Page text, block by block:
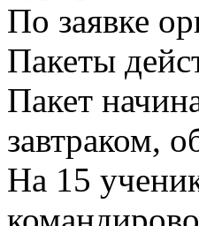
По заявке
Пакеты
Пакет
завтраком,
На 15